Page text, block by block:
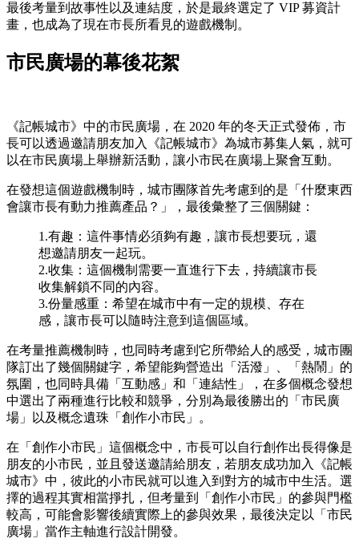
最後考量到故事性以及連結度，於是最終選定了 VIP 募資計
畫，也成為了現在市長所看見的遊戲機制。
市民廣場的幕後花絮
《記帳城市》中的市民廣場，在 2020 年的冬天正式發佈，市
長可以透過邀請朋友加入《記帳城市》為城市募集人氣，就可
以在市民廣場上舉辦新活動，讓小市民在廣場上聚會互動。
在發想這個遊戲機制時，城市團隊首先考慮到的是「什麼東西
會讓市長有動力推薦產品？」，最後彙整了三個關鍵：
1.有趣：這件事情必須夠有趣，讓市長想要玩，還
想邀請朋友一起玩。
2.收集：這個機制需要一直進行下去，持續讓市長
收集解鎖不同的內容。
3.份量感重：希望在城市中有一定的規模、存在
感，讓市長可以隨時注意到這個區域。
在考量推薦機制時，也同時考慮到它所帶給人的感受，城市團
隊訂出了幾個關鍵字，希望能夠營造出「活潑」、「熱鬧」的
氛圍，也同時具備「互動感」和「連結性」，在多個概念發想
中選出了兩種進行比較和競爭，分別為最後勝出的「市民廣
場」以及概念遺珠「創作小市民」。
在「創作小市民」這個概念中，市長可以自行創作出長得像是
朋友的小市民，並且發送邀請給朋友，若朋友成功加入《記帳
城市》中，彼此的小市民就可以進入到對方的城市中生活。選
擇的過程其實相當掙扎，但考量到「創作小市民」的參與門檻
較高，可能會影響後續實際上的參與效果，最後決定以「市民
廣場」當作主軸進行設計開發。